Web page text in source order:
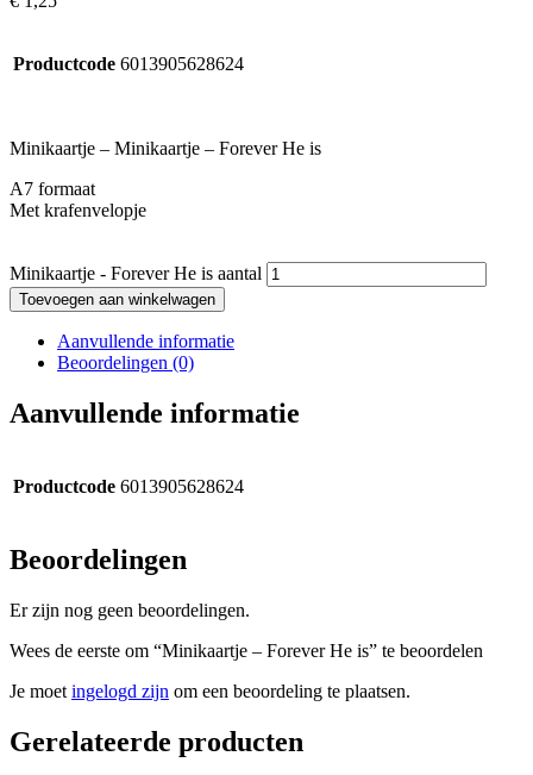
Productcode 6013905628624
Minikaartje – Minikaartje – Forever He is
A7 formaat
Met krafenvelopje
Minikaartje - Forever He is aantal
Toevoegen aan winkelwagen
Aanvullende informatie
Beoordelingen (0)
Aanvullende informatie
Productcode 6013905628624
Beoordelingen
Er zijn nog geen beoordelingen.
Wees de eerste om “Minikaartje – Forever He is” te beoordelen
Je moet ingelogd zijn om een beoordeling te plaatsen.
Gerelateerde producten